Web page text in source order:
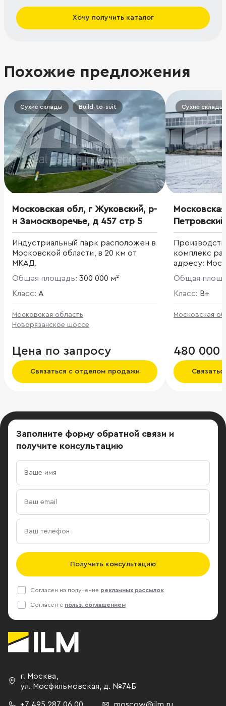
Хочу получить каталог
Похожие предложения
Сухие склады Build-to-suit
Московская обл, г Жуковский, р-
н Замоскворечье, д 457 стр 5
Индустриальный парк расположен в
Московской области, в 20 км от
МКАД.
Общая площадь: 300 000 м²
Класс: A
Московская область
Новорязанское шоссе
Цена по запросу
Связаться с отделом продажи
Сухие склады
комплекс
адресу:
Общая
Класс: B+
Московская
480 000
Заполните форму обратной связи и
получите консультацию
Получить консультацию
Согласен на получение рекламных рассылок
Согласен с польз. соглашением
г. Москва,
ул. Мосфильмовская, д. №74Б